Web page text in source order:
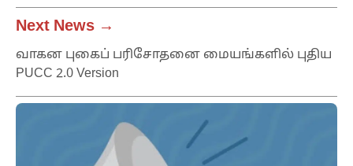
Next News →
வாகன புகைப் பரிசோதனை மையங்களில் புதிய
PUCC 2.0 Version